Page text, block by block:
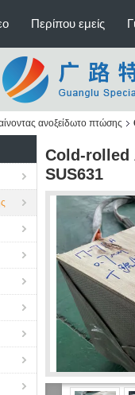
Περίπου εμείς
ανοξείδωτο πτώσης
Cold-rolled
SUS631